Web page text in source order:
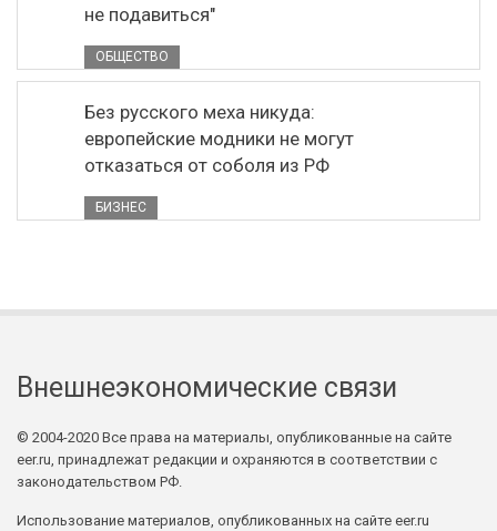
не подавиться"
ОБЩЕСТВО
Без русского меха никуда:
европейские модники не могут
отказаться от соболя из РФ
БИЗНЕС
Внешнеэкономические связи
© 2004-2020 Все права на материалы, опубликованные на сайте
eer.ru, принадлежат редакции и охраняются в соответствии с
законодательством РФ.
Использование материалов, опубликованных на сайте eer.ru